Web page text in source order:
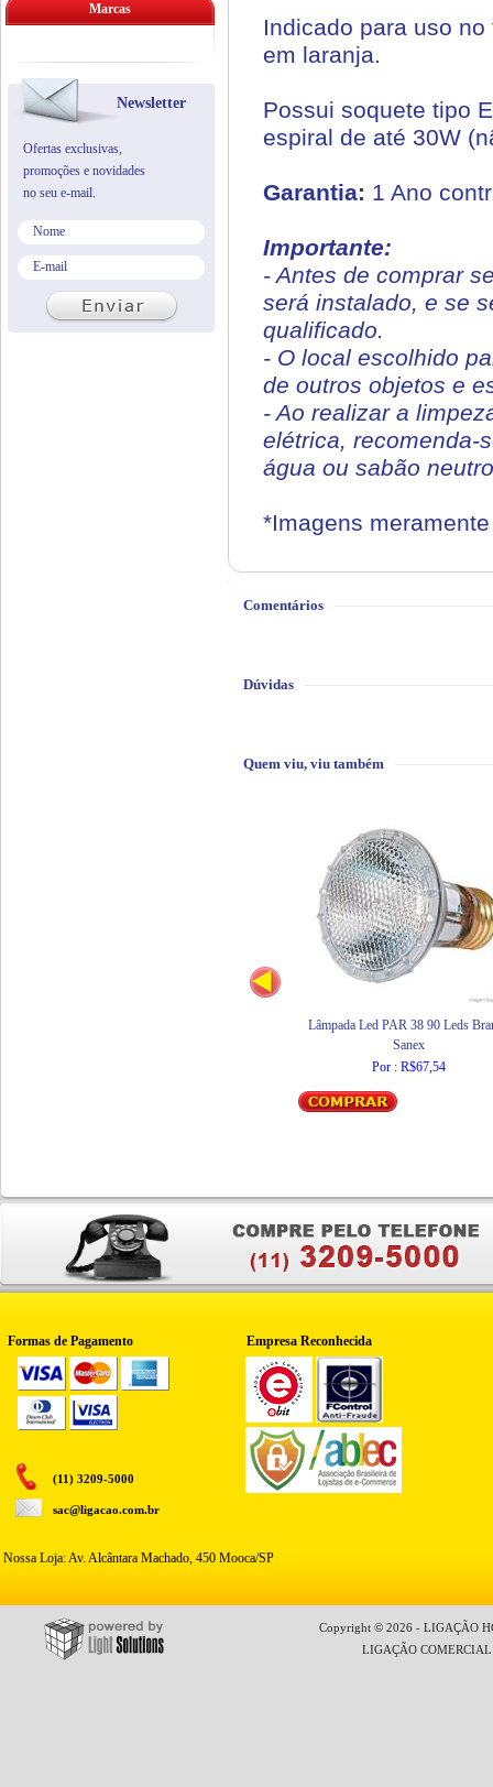
Indicado para uso
em laranja.
Possui soquete tipo
espiral de até 30W
Garantia: 1 Ano
Importante:
- Antes de comprar
será instalado, e se
qualificado.
- O local escolhido
de outros objetos e
- Ao realizar a
elétrica, recomenda-
água ou sabão
*Imagens
Comentários
Dúvidas
Quem viu, viu também
Lâmpada Led PAR 38 90 Leds
Sanex
Por : R$67,54
Marcas
Newsletter
Ofertas exclusivas,
promoções e novidades
no seu e-mail.
Formas de Pagamento Empresa Reconhecida
(11) 3209-5000
sac@ligacao.com.br
Nossa Loja: Av. Alcântara Machado, 450 Mooca/SP
Copyright © 2026 - LIGAÇÃO
LIGAÇÃO